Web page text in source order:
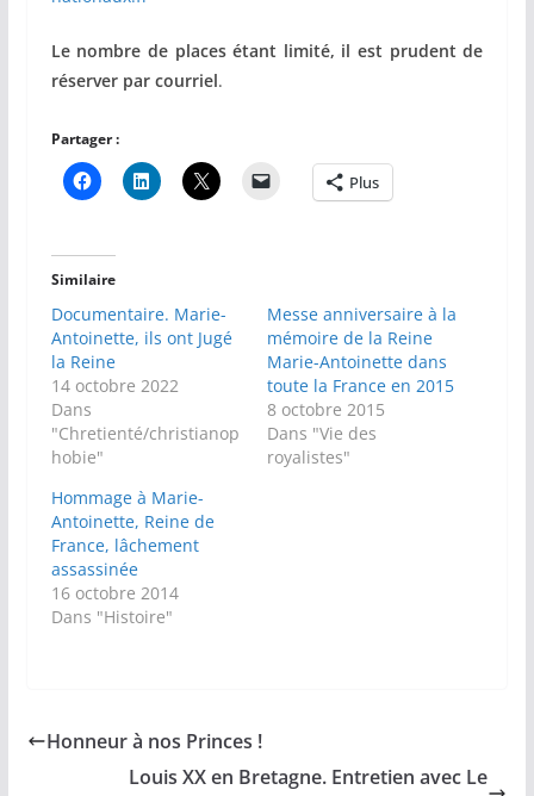
Le nombre de places étant limité, il est prudent de
réserver par courriel.
Partager :
Plus
Similaire
Documentaire. Marie-
Antoinette, ils ont Jugé
la Reine
14 octobre 2022
Dans
"Chretienté/christianop
hobie"
Messe anniversaire à la
mémoire de la Reine
Marie-Antoinette dans
toute la France en 2015
8 octobre 2015
Dans "Vie des
royalistes"
Hommage à Marie-
Antoinette, Reine de
France, lâchement
assassinée
16 octobre 2014
Dans "Histoire"
Honneur à nos Princes !
Louis XX en Bretagne. Entretien avec Le